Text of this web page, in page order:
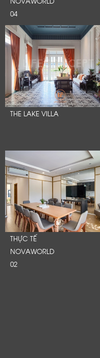
04
THE LAKE VILLA
THỰC TẾ
NOVAWORLD
02